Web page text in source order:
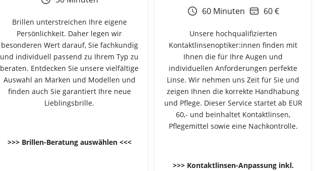
Brillen unterstreichen Ihre eigene
Persönlichkeit. Daher legen wir
besonderen Wert darauf, Sie fachkundig
und individuell passend zu Ihrem Typ zu
beraten. Entdecken Sie unsere vielfältige
Auswahl an Marken und Modellen und
finden auch Sie garantiert Ihre neue
Lieblingsbrille.
>>> Brillen-Beratung auswählen <<<
60 Minuten
60 €
Unsere hochqualifizierten
Kontaktlinsenoptiker:innen finden mit
Ihnen die für Ihre Augen und
individuellen Anforderungen perfekte
Linse. Wir nehmen uns Zeit für Sie und
zeigen Ihnen die korrekte Handhabung
und Pflege. Dieser Service startet ab EUR
60,- und beinhaltet Kontaktlinsen,
Pflegemittel sowie eine Nachkontrolle.
>>> Kontaktlinsen-Anpassung inkl.